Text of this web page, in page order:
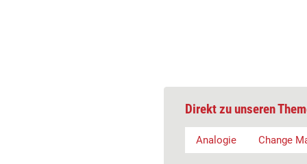
Direkt zu unseren
Analogie Change